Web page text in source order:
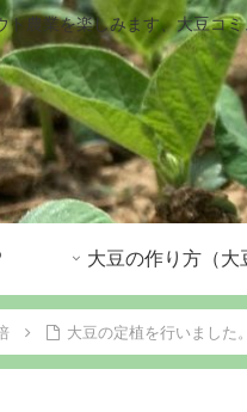
ト農業を楽しみます、大豆コ
大豆の定植を行いました。